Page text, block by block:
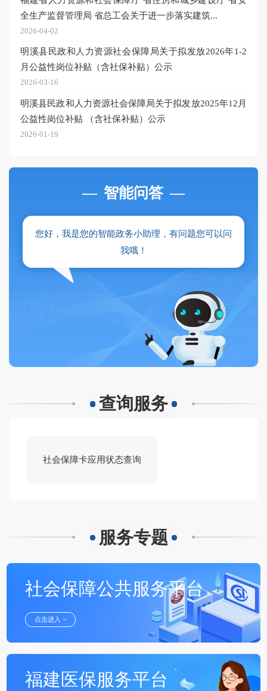
全生产监督管理局 省总工会关于进一步落实建筑...
2026-04-02
明溪县民政和人力资源社会保障局关于拟发放2026年1-2
月公益性岗位补贴（含社保补贴）公示
2026-03-16
明溪县民政和人力资源社会保障局关于拟发放2025年12月
公益性岗位补贴 （含社保补贴）公示
2026-01-19
— 智能问答 —
您好，我是您的智能政务小助理，有问题您可以问
我哦！
查询服务
社会保障卡应用状态查询
服务专题
社会保障公共服务平台
点击进入 >
福建医保服务平台